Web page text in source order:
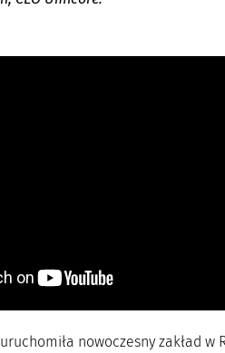
nowoczesny zakład